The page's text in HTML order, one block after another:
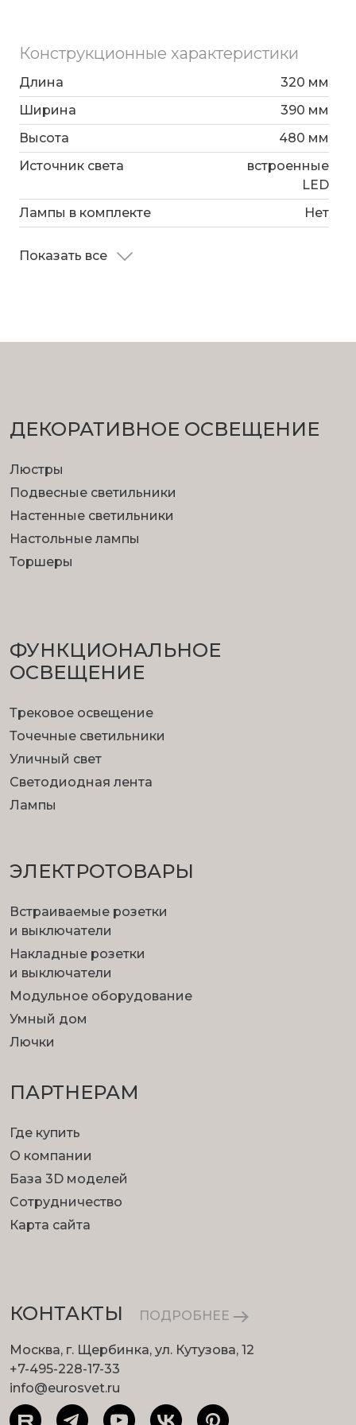
Конструкционные характеристики
Длина
320 мм
Ширина
390 мм
Высота
480 мм
Источник света
встроенные
LED
Лампы в комплекте
Нет
Показать все
ДЕКОРАТИВНОЕ ОСВЕЩЕНИЕ
Люстры
Подвесные светильники
Настенные светильники
Настольные лампы
Торшеры
ФУНКЦИОНА­ЛЬНОЕ
ОСВЕЩЕНИЕ
Трековое освещение
Точечные светильники
Уличный свет
Светодиодная лента
Лампы
ЭЛЕКТРОТОВАРЫ
Встраиваемые розетки
и выключатели
Накладные розетки
и выключатели
Модульное оборудование
Умный дом
Лючки
ПАРТНЕРАМ
Где купить
О компании
База 3D моделей
Сотрудничество
Карта сайта
КОНТАКТЫ ПОДРОБНЕЕ
Москва, г. Щербинка, ул. Кутузова, 12
+7-495-228-17-33
info@eurosvet.ru